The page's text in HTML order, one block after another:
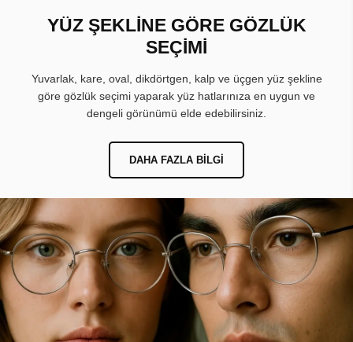
YÜZ ŞEKLİNE GÖRE GÖZLÜK
SEÇİMİ
Yuvarlak, kare, oval, dikdörtgen, kalp ve üçgen yüz şekline
göre gözlük seçimi yaparak yüz hatlarınıza en uygun ve
dengeli görünümü elde edebilirsiniz.
DAHA FAZLA BILGI